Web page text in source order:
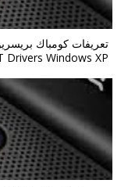
Drivers Windows XP